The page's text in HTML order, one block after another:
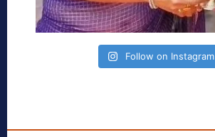
Follow on Instagram